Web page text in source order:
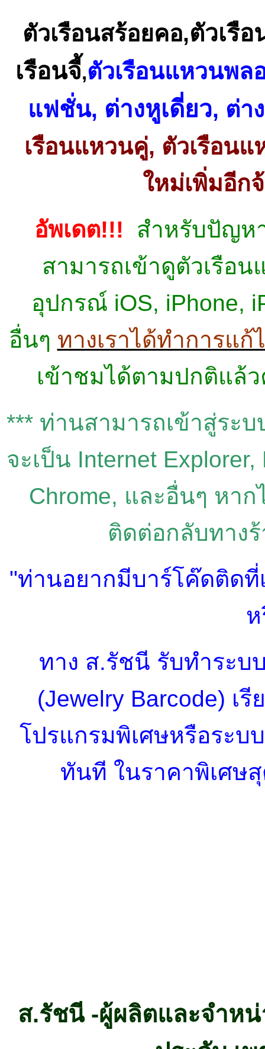
ตัวเรือนสร้อยคอ,ตัวเรื
เรือนจี้,ตัวเรือนแหวนพล
แฟชั่น, ต่างหูเดี่ยว, ต่า
เรือนแหวนคู่, ตัวเรือนแ
ใหม่เพิ่มอีก
อัพเดต!!! สำหรับปัญห
สามารถเข้าดูตัวเรือ
อุปกรณ์ iOS, iPhone,
อื่นๆ ทางเราได้ทำการแก้
เข้าชมได้ตามปกติแล้
*** ท่านสามารถเข้าสู่ระบ
จะเป็น Internet
Chrome, และอื่นๆ หาก
ติดต่อกลับทาง
"ท่านอยากมีบาร์โค๊ดติดที่
ทาง ส.รัชนี รับทำระบ
(Jewelry Barcode) เรี
โปรแกรมพิเศษหรือระบ
ทันที ในราคาพิเศษ
ส.รัชนี -ผู้ผลิตและจำหน่